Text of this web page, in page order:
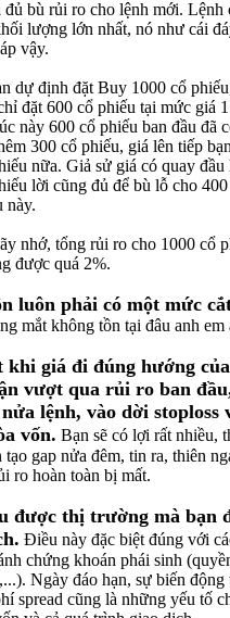
đủ bù rủi ro cho lệnh mới. Lệnh
lượng lớn nhất, nó như cái
vậy.
dự định đặt Buy 1000 cổ
đặt 600 cổ phiếu tại mức giá
này 600 cổ phiếu ban đầu đã
300 cổ phiếu, giá lên tiếp
nữa. Giả sử giá có quay đầu
lời cũng đủ để bù lỗ cho
này.
nhớ, tổng rủi ro cho 1000 cổ
được quá 2%.
luôn phải có một mức
mắt không tồn tại đâu anh em
khi giá đi đúng hướng
vượt qua rủi ro ban
lệnh, vào dời stoploss
vốn. Bạn sẽ có lợi rất nhiều,
tạo gap nửa đêm, tin ra, thiên
ro hoàn toàn bị mất.
được thị trường mà bạn
Điều này đặc biệt đúng với
chứng khoán phái sinh
Ngày đáo hạn, sự biến động
spread cũng là những yếu tố